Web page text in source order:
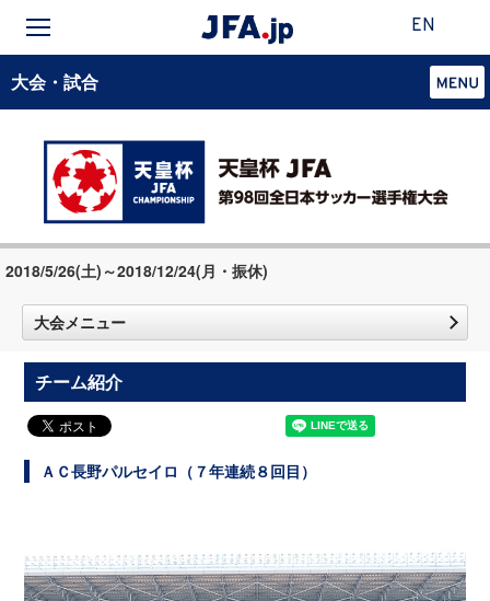
EN
大会・試合
2018/5/26(土)～2018/12/24(月・振休)
大会メニュー
チーム紹介
ＡＣ長野パルセイロ（７年連続８回目）